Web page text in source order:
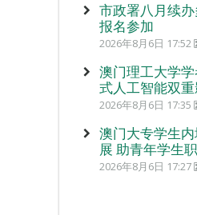
市政署八月续
报名参加
2026年8月6日 17:52
澳门理工大学
式人工智能双
2026年8月6日 17:35
澳门大专学生
展 助青年学生
2026年8月6日 17:27